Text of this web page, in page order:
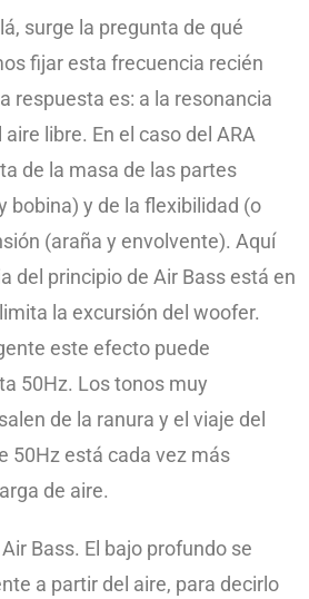
surge la pregunta de qué
fijar esta frecuencia recién
respuesta es: a la resonancia
libre. En el caso del ARA
de la masa de las partes
bobina) y de la flexibilidad (o
(araña y envolvente). Aquí
del principio de Air Bass está en
la excursión del woofer.
este efecto puede
50Hz. Los tonos muy
de la ranura y el viaje del
50Hz está cada vez más
de aire.
Bass. El bajo profundo se
a partir del aire, para decirlo